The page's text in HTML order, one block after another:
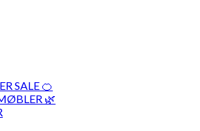
SALE 🍊
🌿